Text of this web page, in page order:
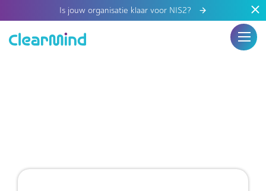
Is jouw organisatie klaar voor NIS2?